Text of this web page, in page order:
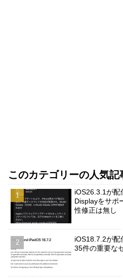
このカテゴリーの人気記
iOS26.3.1が配
Displayをサポ
性修正は無し
iOS18.7.2が配
35件の重要な